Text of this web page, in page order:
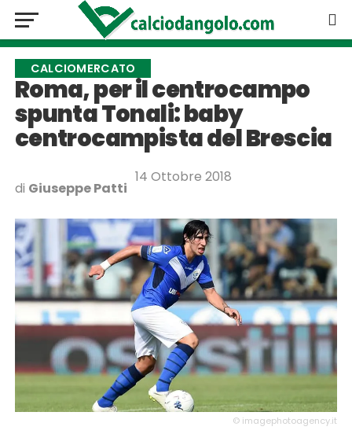
CALCIOMERCATO
Roma, per il centrocampo
spunta Tonali: baby
centrocampista del Brescia
di Giuseppe Patti
14 Ottobre 2018
© imagephotoagency.it